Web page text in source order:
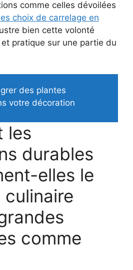
comme celles dévoilées
choix de carrelage en
bien cette volonté
et pratique sur une partie du
des plantes
votre décoration
les
durables
elles le
comme